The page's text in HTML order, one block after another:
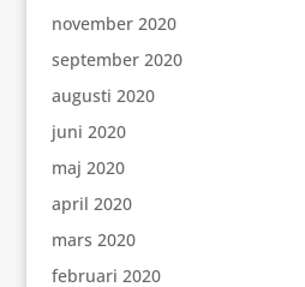
november 2020
september 2020
augusti 2020
juni 2020
maj 2020
april 2020
mars 2020
februari 2020